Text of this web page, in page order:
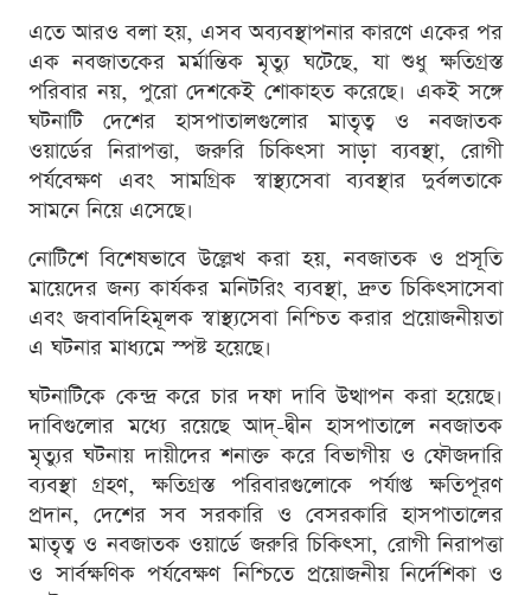
এতে আরও বলা হয়, এসব অব্যবস্থাপনার কারণে একের পর
এক নবজাতকের মর্মান্তিক মৃত্যু ঘটেছে, যা শুধু ক্ষতিগ্রস্ত
পরিবার নয়, পুরো দেশকেই শোকাহত করেছে। একই সঙ্গে
ঘটনাটি দেশের হাসপাতালগুলোর মাতৃত্ব ও নবজাতক
ওয়ার্ডের নিরাপত্তা, জরুরি চিকিৎসা সাড়া ব্যবস্থা, রোগী
পর্যবেক্ষণ এবং সামগ্রিক স্বাস্থ্যসেবা ব্যবস্থার দুর্বলতাকে
সামনে নিয়ে এসেছে।
নোটিশে বিশেষভাবে উল্লেখ করা হয়, নবজাতক ও প্রসূতি
মায়েদের জন্য কার্যকর মনিটরিং ব্যবস্থা, দ্রুত চিকিৎসাসেবা
এবং জবাবদিহিমূলক স্বাস্থ্যসেবা নিশ্চিত করার প্রয়োজনীয়তা
এ ঘটনার মাধ্যমে স্পষ্ট হয়েছে।
ঘটনাটিকে কেন্দ্র করে চার দফা দাবি উত্থাপন করা হয়েছে।
দাবিগুলোর মধ্যে রয়েছে আদ্-দ্বীন হাসপাতালে নবজাতক
মৃত্যুর ঘটনায় দায়ীদের শনাক্ত করে বিভাগীয় ও ফৌজদারি
ব্যবস্থা গ্রহণ, ক্ষতিগ্রস্ত পরিবারগুলোকে পর্যাপ্ত ক্ষতিপূরণ
প্রদান, দেশের সব সরকারি ও বেসরকারি হাসপাতালের
মাতৃত্ব ও নবজাতক ওয়ার্ডে জরুরি চিকিৎসা, রোগী নিরাপত্তা
ও সার্বক্ষণিক পর্যবেক্ষণ নিশ্চিতে প্রয়োজনীয় নির্দেশিকা ও